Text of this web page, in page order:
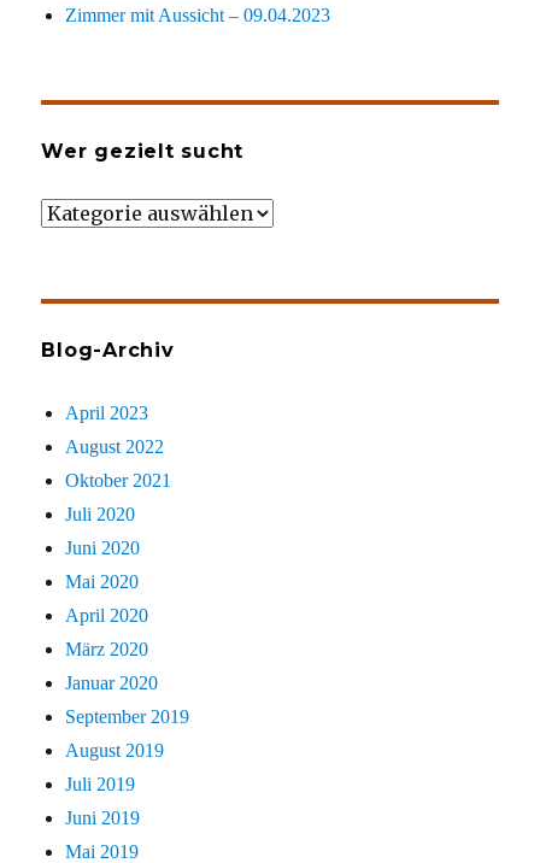
Zimmer mit Aussicht – 09.04.2023
Wer gezielt sucht
Wer
Blog-Archiv
April 2023
August 2022
Oktober 2021
Juli 2020
Juni 2020
Mai 2020
April 2020
März 2020
Januar 2020
September 2019
August 2019
Juli 2019
Juni 2019
Mai 2019